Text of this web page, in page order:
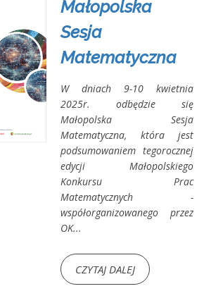
Małopolska
Sesja
Matematyczna
W dniach 9-10 kwietnia
2025r. odbędzie się
Małopolska Sesja
Matematyczna, która jest
podsumowaniem tegorocznej
edycji Małopolskiego
Konkursu Prac
Matematycznych -
współorganizowanego przez
OK...
CZYTAJ DALEJ